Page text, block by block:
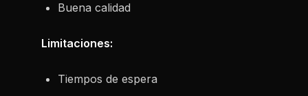
Buena calidad
Limitaciones:
Tiempos de espera